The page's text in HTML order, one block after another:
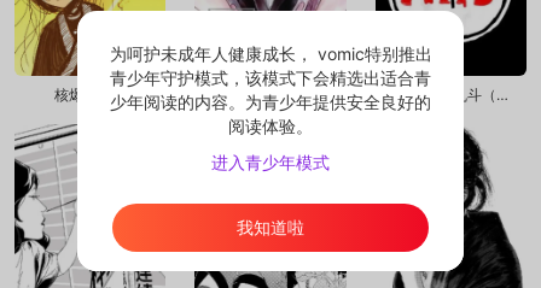
核爆剑客行 九条命 has全明星乱斗（草稿版）
为呵护未成年人健康成长， vomic特别推出
青少年守护模式，该模式下会精选出适合青
少年阅读的内容。为青少年提供安全良好的
阅读体验。
进入青少年模式
我知道啦